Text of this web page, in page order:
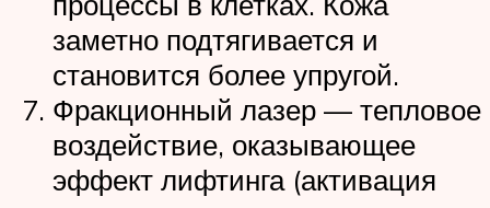
заметно подтягивается и
становится более упругой.
Фракционный лазер — тепловое
воздействие, оказывающее
эффект лифтинга (активация